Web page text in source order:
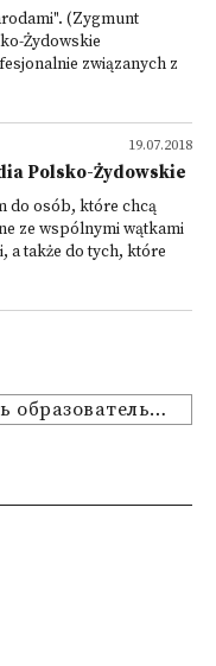
(Zygmunt
Żydowskie
związanych z
19.07.2018
Polsko-Żydowskie
do osób, które chcą
ze wspólnymi wątkami
a także do tych, które
Статьи и интервьюСмотреть образовательные предложения